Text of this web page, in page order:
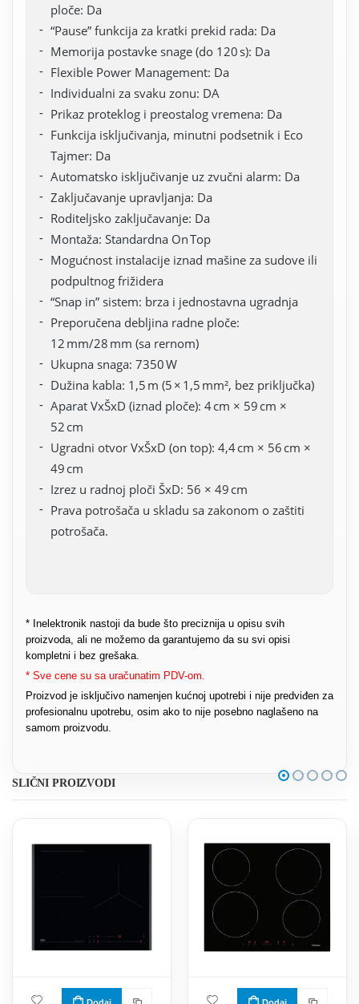
ploče: Da
“Pause” funkcija za kratki prekid rada: Da
Memorija postavke snage (do 120 s): Da
Flexible Power Management: Da
Individualni za svaku zonu: DA
Prikaz proteklog i preostalog vremena: Da
Funkcija isključivanja, minutni podsetnik i Eco
Tajmer: Da
Automatsko isključivanje uz zvučni alarm: Da
Zaključavanje upravljanja: Da
Roditeljsko zaključavanje: Da
Montaža: Standardna On Top
Mogućnost instalacije iznad mašine za sudove ili
podpultnog frižidera
“Snap in” sistem: brza i jednostavna ugradnja
Preporučena debljina radne ploče:
12 mm/28 mm (sa rernom)
Ukupna snaga: 7350 W
Dužina kabla: 1,5 m (5 × 1,5 mm², bez priključka)
Aparat VxŠxD (iznad ploče): 4 cm × 59 cm ×
52 cm
Ugradni otvor VxŠxD (on top): 4,4 cm × 56 cm ×
49 cm
Izrez u radnoj ploči ŠxD: 56 × 49 cm
Prava potrošača u skladu sa zakonom o zaštiti
potrošača.
* Inelektronik nastoji da bude što preciznija u opisu svih
proizvoda, ali ne možemo da garantujemo da su svi opisi
kompletni i bez grešaka.
* Sve cene su sa uračunatim PDV-om.
Proizvod je isključivo namenjen kućnoj upotrebi i nije predviđen za
profesionalnu upotrebu, osim ako to nije posebno naglašeno na
samom proizvodu.
SLIČNI PROIZVODI